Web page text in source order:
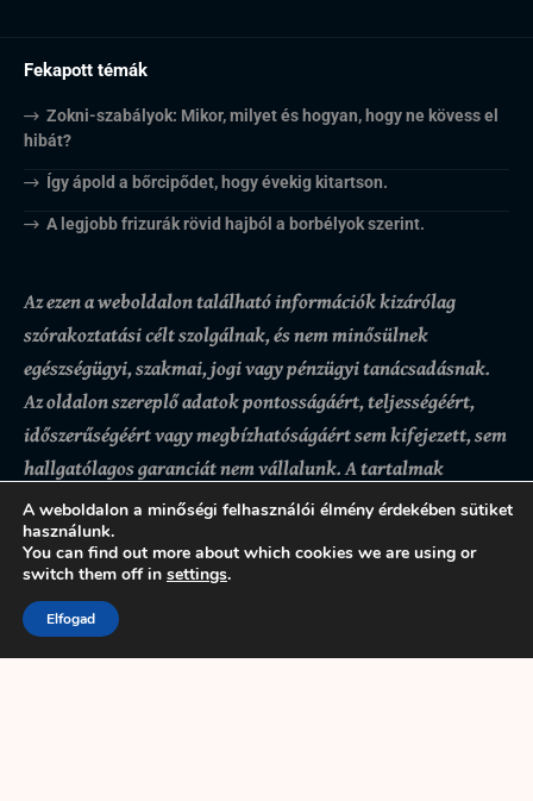
Fekapott témák
Zokni-szabályok: Mikor, milyet és hogyan, hogy ne kövess el
hibát?
Így ápold a bőrcipődet, hogy évekig kitartson.
A legjobb frizurák rövid hajból a borbélyok szerint.
Az ezen a weboldalon található információk kizárólag
szórakoztatási célt szolgálnak, és nem minősülnek
egészségügyi, szakmai, jogi vagy pénzügyi tanácsadásnak.
Az oldalon szereplő adatok pontosságáért, teljességéért,
időszerűségéért vagy megbízhatóságáért sem kifejezett, sem
hallgatólagos garanciát nem vállalunk.A tartalmak
felhasználása kizárólag a látogató saját felelősségére
történik, az ezekre alapozott döntésekért vagy
következményekért az oldal üzemeltetője nem felel. Bár
igyekszünk pontos és naprakész információkat biztosítani,
előfordulhatnak hibák vagy hiányosságok.
használatával a felhasználó tudomásul veszi és elfogadja,
A weboldalon a minőségi felhasználói élmény érdekében sütiket
használunk.
You can find out more about which cookies we are using or
switch them off in settings.
Elfogad